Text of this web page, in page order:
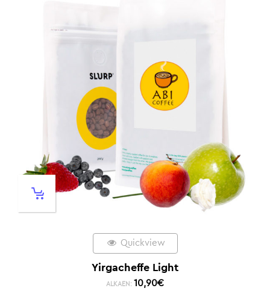
Quickview
Yirgacheffe Light
ALKAEN: 10,90€